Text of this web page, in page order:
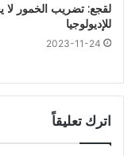
لقجع: تضريب الخمور لا
للإديولوجيا
2023-11-24
اترك تعليقاً